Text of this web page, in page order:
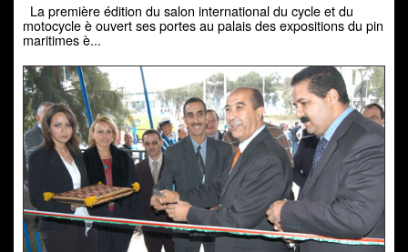
La première édition du salon international du cycle et du
motocycle è ouvert ses portes au palais des expositions du pin
maritimes è...